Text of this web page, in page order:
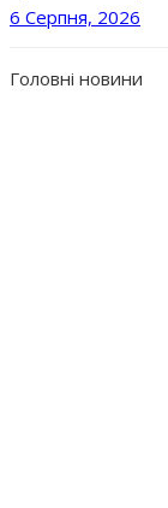
6 Серпня, 2026
Головні новини